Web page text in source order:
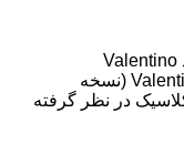
برخی از عطرهای قدیمی‌تر این برند مانند Valentino
Classique (نسخه زنانه) و Valentino Vendetta (نسخه
در نظر گرفته